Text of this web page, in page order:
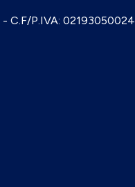
- C.F/P.IVA: 02193050024